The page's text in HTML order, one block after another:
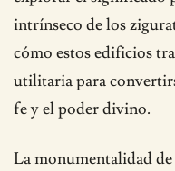
intrínseco de los
cómo estos edificios
utilitaria para
fe y el poder divino.
La monumentalidad